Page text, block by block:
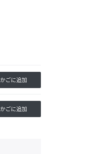
かごに追加
かごに追加